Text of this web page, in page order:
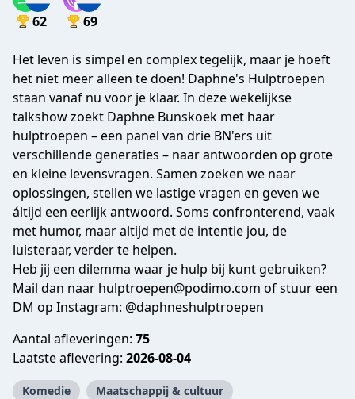
62 69
Het leven is simpel en complex tegelijk, maar je hoeft
het niet meer alleen te doen! Daphne's Hulptroepen
staan vanaf nu voor je klaar. In deze wekelijkse
talkshow zoekt Daphne Bunskoek met haar
hulptroepen – een panel van drie BN'ers uit
verschillende generaties – naar antwoorden op grote
en kleine levensvragen. Samen zoeken we naar
oplossingen, stellen we lastige vragen en geven we
áltijd een eerlijk antwoord. Soms confronterend, vaak
met humor, maar altijd met de intentie jou, de
luisteraar, verder te helpen.
Heb jij een dilemma waar je hulp bij kunt gebruiken?
Mail dan naar hulptroepen@podimo.com of stuur een
DM op Instagram: @daphneshulptroepen
Aantal afleveringen: 75
Laatste aflevering: 2026-08-04
Komedie
Maatschappij & cultuur